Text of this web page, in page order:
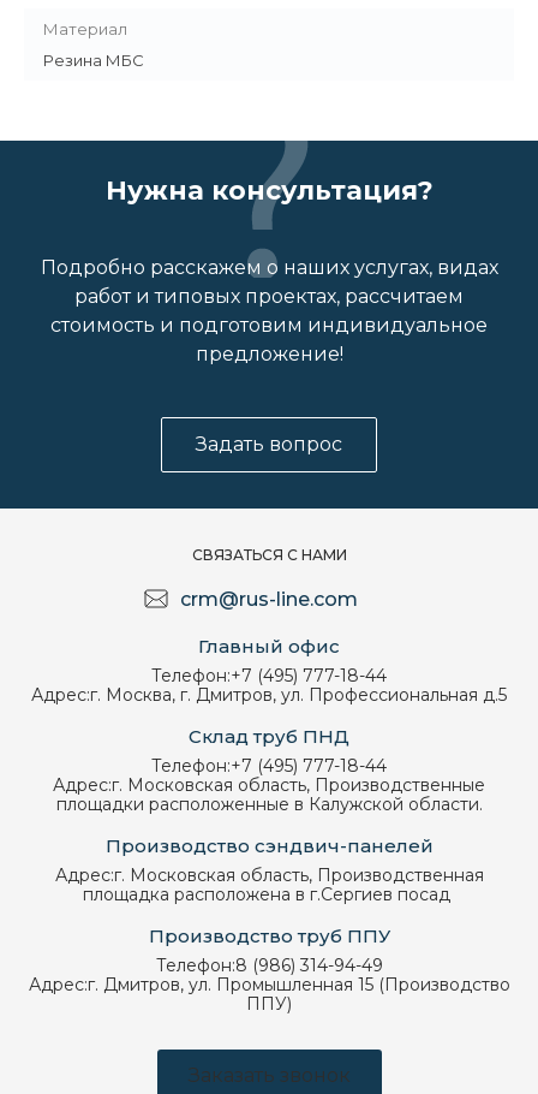
Материал
Резина МБС
Нужна консультация?
Подробно расскажем о наших услугах, видах
работ и типовых проектах, рассчитаем
стоимость и подготовим индивидуальное
предложение!
Задать вопрос
СВЯЗАТЬСЯ С НАМИ
crm@rus-line.com
Главный офис
Телефон:+7 (495) 777-18-44
Адрес:г. Москва, г. Дмитров, ул. Профессиональная д.5
Склад труб ПНД
Телефон:+7 (495) 777-18-44
Адрес:г. Московская область, Производственные
площадки расположенные в Калужской области.
Производство сэндвич-панелей
Адрес:г. Московская область, Производственная
площадка расположена в г.Сергиев посад
Производство труб ППУ
Телефон:8 (986) 314-94-49
Адрес:г. Дмитров, ул. Промышленная 15 (Производство
ППУ)
Заказать звонок